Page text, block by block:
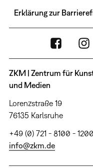
Erklärung zur
ZKM | Zentrum für
und Medien
Lorenzstraße 19
76135 Karlsruhe
+49 (0) 721 - 8100 - 1200
info@zkm.de